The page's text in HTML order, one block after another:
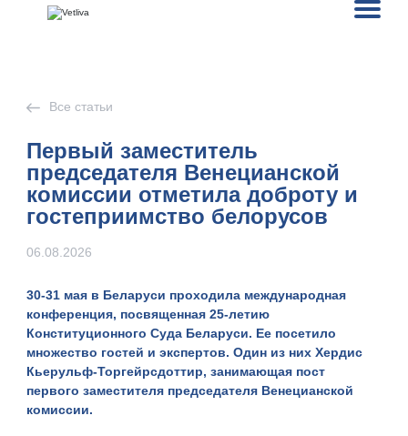
Все статьи
Первый заместитель
председателя Венецианской
комиссии отметила доброту и
гостеприимство белорусов
06.08.2026
30-31 мая в Беларуси проходила международная
конференция, посвященная25-летию
Конституционного Суда Беларуси. Ее посетило
множество гостей и экспертов. Один из нихХердис
Кьерульф-Торгейрсдоттир, занимающая пост
первого заместителя председателя Венецианской
комиссии.